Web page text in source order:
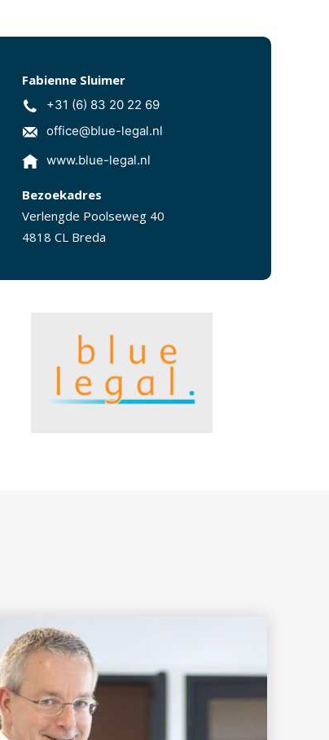
Fabienne Sluimer
+31 (6) 83 20 22 69
office@blue-legal.nl
www.blue-legal.nl
Bezoekadres
Verlengde Poolseweg 40
4818 CL Breda